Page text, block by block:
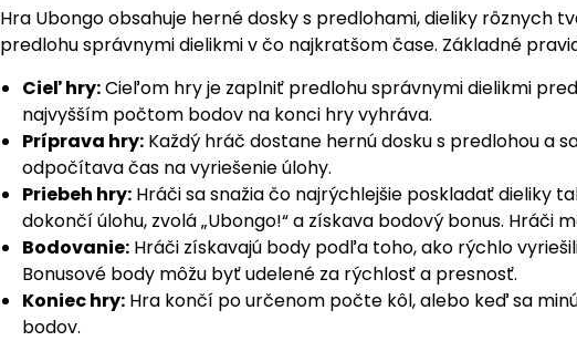
Hra Ubongo obsahuje herné dosky s predlohami, dieliky rôznych
predlohu správnymi dielikmi v čo najkratšom čase. Základné
Cieľ hry:Cieľom hry je zaplniť predlohu správnymi dielikmi
najvyšším počtom bodov na konci hry vyhráva.
Príprava hry: Každý hráč dostane hernú dosku s predlohou a
odpočítava čas na vyriešenie úlohy.
Priebeh hry: Hráči sa snažia čo najrýchlejšie poskladať dieliky
dokončí úlohu, zvolá „Ubongo!“ a získava bodový bonus. Hráči
Bodovanie: Hráči získavajú body podľa toho, ako rýchlo
Bonusové body môžu byť udelené za rýchlosť a presnosť.
Koniec hry: Hra končí po určenom počte kôl, alebo keď sa
bodov.